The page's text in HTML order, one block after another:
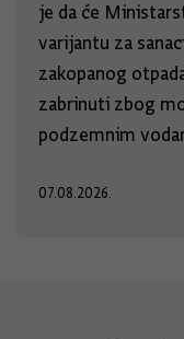
je da će
varijantu za
zakopanog
zabrinuti zbog
podzemnim
07.08.2026.